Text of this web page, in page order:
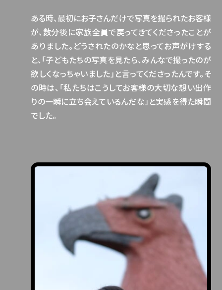
ある時、最初にお子さんだけで写真を撮られたお客様
が、数分後に家族全員で戻ってきてくださったことが
ありました。どうされたのかなと思ってお声がけする
と、「子どもたちの写真を見たら、みんなで撮ったのが
欲しくなっちゃいました」と言ってくださったんです。そ
の時は、「私たちはこうしてお客様の大切な想い出作
りの一瞬に立ち会えているんだな」と実感を得た瞬間
でした。